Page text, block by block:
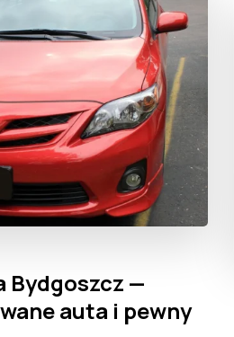
Bydgoszcz —
auta i pewny